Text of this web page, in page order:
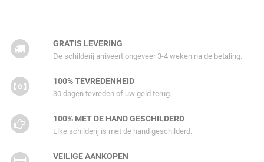
GRATIS LEVERING
De schilderij arriveert ongeveer 3-4 weken na de betaling.
100% TEVREDENHEID
30 dagen tevreden of uw geld terug.
100% MET DE HAND GESCHILDERD
Elke schilderij is met de hand geschilderd.
VEILIGE AANKOPEN